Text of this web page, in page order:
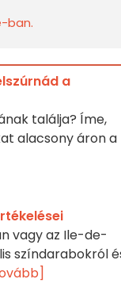
ban.
a
találja? Íme,
alacsony áron a
vagy az Ile-de-
színdarabokról